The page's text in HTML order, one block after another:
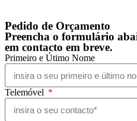
Pedido de Orçamento
Preencha o formulário
em contacto em breve.
Primeiro e Útimo Nome
Telemóvel